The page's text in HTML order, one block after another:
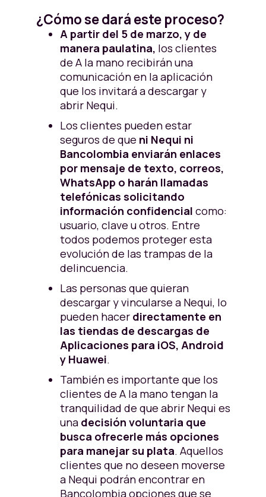
¿Cómo se dará este proceso?
A partir del 5 de marzo, y de
manera paulatina, los clientes
de A la mano recibirán una
comunicación en la aplicación
que los invitará a descargar y
abrir Nequi.
Los clientes pueden estar
seguros de que ni Nequi ni
Bancolombia enviarán enlaces
por mensaje de texto, correos,
WhatsApp o harán llamadas
telefónicas solicitando
información confidencial como:
usuario, clave u otros. Entre
todos podemos proteger esta
evolución de las trampas de la
delincuencia.
Las personas que quieran
descargar y vincularse a Nequi, lo
pueden hacer directamente en
las tiendas de descargas de
Aplicaciones para iOS, Android
y Huawei.
También es importante que los
clientes de A la mano tengan la
tranquilidad de que abrir Nequi es
una decisión voluntaria que
busca ofrecerle más opciones
para manejar su plata. Aquellos
clientes que no deseen moverse
a Nequi podrán encontrar en
Bancolombia opciones que se